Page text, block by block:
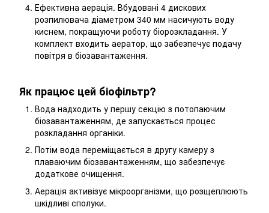
Ефективна аерація. Вбудовані 4 дискових
розпилювача діаметром 340 мм насичують воду
киснем, покращуючи роботу біорозкладання. У
комплект входить аератор, що забезпечує подачу
повітря в біозавантаження.
Як працює цей біофільтр?
Вода надходить у першу секцію з потопаючим
біозавантаженням, де запускається процес
розкладання органіки.
Потім вода переміщається в другу камеру з
плаваючим біозавантаженням, що забезпечує
додаткове очищення.
Аерація активізує мікроорганізми, що розщеплюють
шкідливі сполуки.